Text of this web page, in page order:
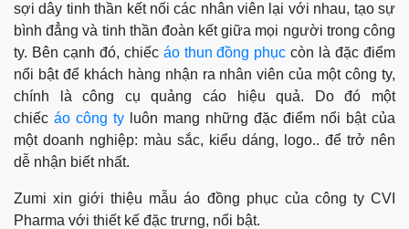
sợi dây tinh thần kết nối các nhân viên lại với nhau, tạo sự
bình đẳng và tinh thần đoàn kết giữa mọi người trong công
ty. Bên cạnh đó, chiếc áo thun đồng phục còn là đặc điểm
nổi bật để khách hàng nhận ra nhân viên của một công ty,
chính là công cụ quảng cáo hiệu quả. Do đó một
chiếc áo công ty luôn mang những đặc điểm nổi bật của
một doanh nghiệp: màu sắc, kiểu dáng, logo.. để trở nên
dễ nhận biết nhất.
Zumi xin giới thiệu mẫu áo đồng phục của công ty CVI
Pharma với thiết kế đặc trưng, nổi bật.